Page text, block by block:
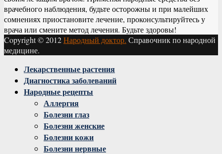
врачебного наблюдения, будьте осторожны и при малейших
сомнениях приостановите лечение, проконсультируйтесь у
врача или смените метод лечения. Будьте здоровы!
Copyright © 2012Народный доктор. Справочник по народной
медицине.
Facebook
Twitter
Instagram
YoutubeЛекарственные растения
Диагностика заболеваний
Народные рецепты
Аллергия
Болезни глаз
Болезни женские
Болезни кожи
Болезни нервные